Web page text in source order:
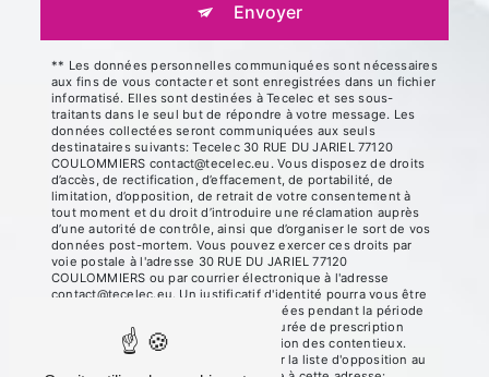
Envoyer
** Les données personnelles communiquées sont nécessaires
aux fins de vous contacter et sont enregistrées dans un fichier
informatisé. Elles sont destinées à Tecelec et ses sous-
traitants dans le seul but de répondre à votre message. Les
données collectées seront communiquées aux seuls
destinataires suivants: Tecelec 30 RUE DU JARIEL 77120
COULOMMIERS contact@tecelec.eu. Vous disposez de droits
d’accès, de rectification, d’effacement, de portabilité, de
limitation, d’opposition, de retrait de votre consentement à
tout moment et du droit d’introduire une réclamation auprès
d’une autorité de contrôle, ainsi que d’organiser le sort de vos
données post-mortem. Vous pouvez exercer ces droits par
voie postale à l'adresse 30 RUE DU JARIEL 77120
COULOMMIERS ou par courrier électronique à l'adresse
contact@tecelec.eu. Un justificatif d'identité pourra vous être
demandé. Nous conservons vos données pendant la période
de prise de contact puis pendant la durée de prescription
légale aux fins probatoires et de gestion des contentieux.
Vous avez le droit de vous inscrire sur la liste d'opposition au